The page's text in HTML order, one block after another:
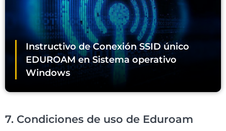
Instructivo de Conexión SSID único
EDUROAM en Sistema operativo
Windows
7. Condiciones de uso de Eduroam